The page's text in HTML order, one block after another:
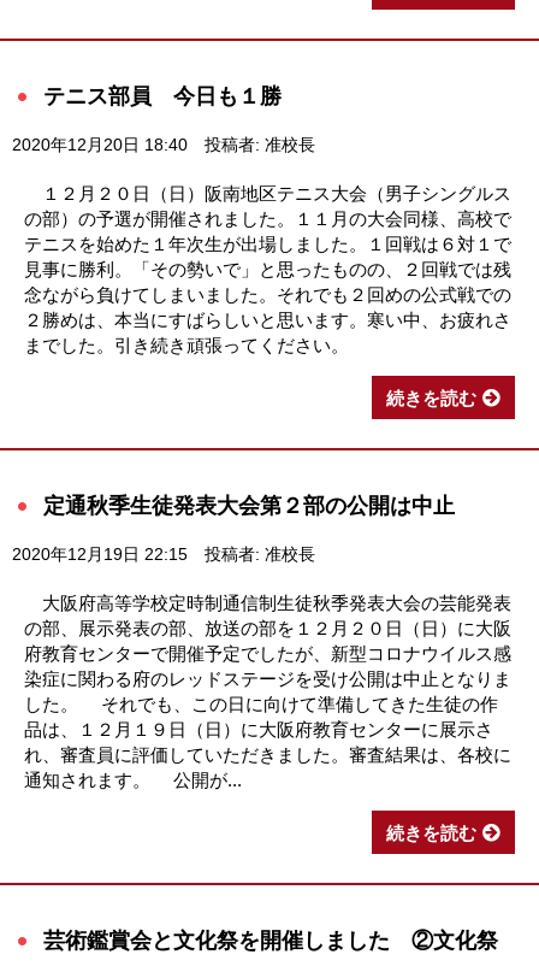
テニス部員 今日も１勝
2020年12月20日 18:40 投稿者: 准校長
１２月２０日（日）阪南地区テニス大会（男子シングルス
の部）の予選が開催されました。１１月の大会同様、高校で
テニスを始めた１年次生が出場しました。１回戦は６対１で
見事に勝利。「その勢いで」と思ったものの、２回戦では残
念ながら負けてしまいました。それでも２回めの公式戦での
２勝めは、本当にすばらしいと思います。寒い中、お疲れさ
までした。引き続き頑張ってください。
続きを読む
定通秋季生徒発表大会第２部の公開は中止
2020年12月19日 22:15 投稿者: 准校長
大阪府高等学校定時制通信制生徒秋季発表大会の芸能発表
の部、展示発表の部、放送の部を１２月２０日（日）に大阪
府教育センターで開催予定でしたが、新型コロナウイルス感
染症に関わる府のレッドステージを受け公開は中止となりま
した。 それでも、この日に向けて準備してきた生徒の作
品は、１２月１９日（日）に大阪府教育センターに展示さ
れ、審査員に評価していただきました。審査結果は、各校に
通知されます。 公開が...
続きを読む
芸術鑑賞会と文化祭を開催しました ②文化祭